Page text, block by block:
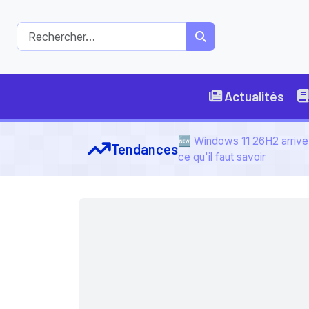
Actualités
Tendances🆕 Windows 11 26H2
ce qu'il faut savoir